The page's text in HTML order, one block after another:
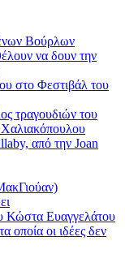
Βούρλων
να δουν την
στο Φεστιβάλ του
του
από την Joan
Κώστα Ευαγγελάτου
οποία οι ιδέες δεν